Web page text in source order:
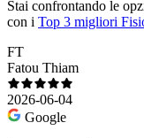
Stai confrontando le
con i Top 3 migliori
FT
Fatou Thiam
2026-06-04
Google